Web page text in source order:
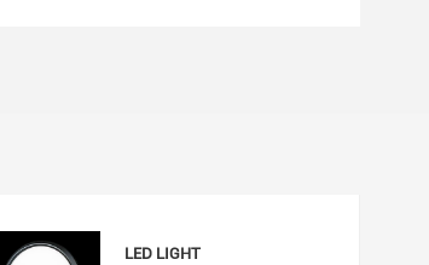
LED LIGHT